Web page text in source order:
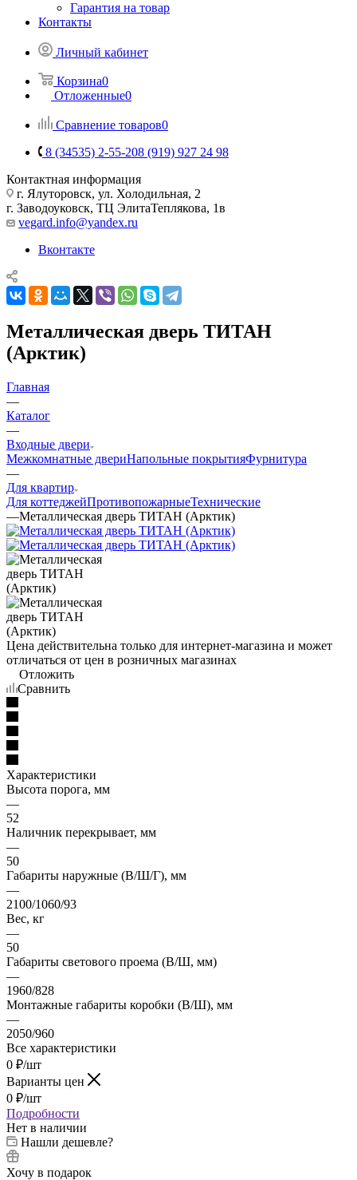
Гарантия на товар
Контакты
Личный кабинет
Корзина0
Отложенные0
Сравнение товаров0
8 (34535) 2-55-208 (919) 927 24 98
Контактная информация
г. Ялуторовск, ул. Холодильная, 2
г. Заводоуковск, ​ТЦ Элита​Теплякова, 1в
vegard.info@yandex.ru
Вконтакте
Металлическая дверь ТИТАН
(Арктик)
Главная
—
Каталог
—
Входные двери
Межкомнатные двериНапольные покрытияФурнитура
—
Для квартир
Для коттеджейПротивопожарныеТехнические
—Металлическая дверь ТИТАН (Арктик)
Цена действительна только для интернет-магазина и может
отличаться от цен в розничных магазинах
Отложить
Сравнить
Характеристики
Высота порога, мм
—
52
Наличник перекрывает, мм
—
50
Габариты наружные (В/Ш/Г), мм
—
2100/1060/93
Вес, кг
—
50
Габариты светового проема (В/Ш, мм)
—
1960/828
Монтажные габариты коробки (В/Ш), мм
—
2050/960
Все характеристики
0 ₽/шт
Варианты цен
0 ₽/шт
Подробности
Нет в наличии
Нашли дешевле?
Хочу в подарок